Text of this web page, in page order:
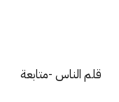
قلم الناس -متابعة